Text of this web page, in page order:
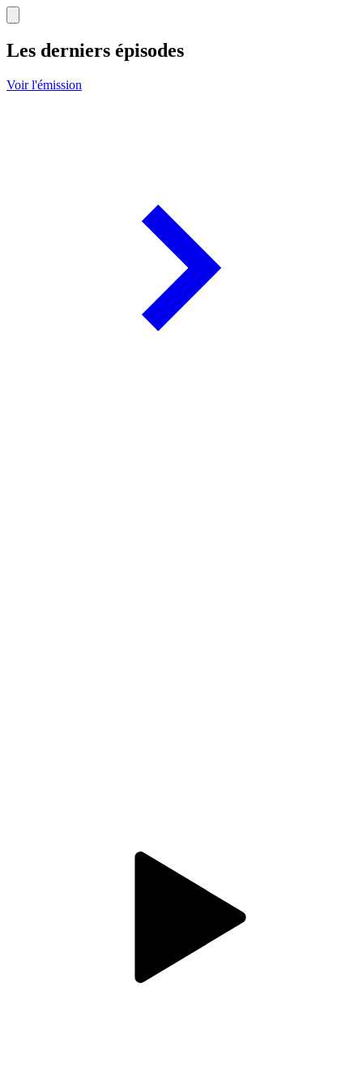
Les derniers épisodes
Voir l'émission